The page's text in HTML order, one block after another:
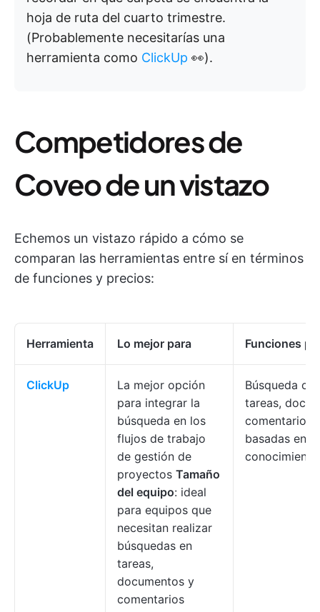
hoja de ruta del cuarto trimestre.
(Probablemente necesitarías una
herramienta como ClickUp 👀).
Competidores de
Coveo de un vistazo
Echemos un vistazo rápido a cómo se
comparan las herramientas entre sí en términos
de funciones y precios:
Herramienta Lo mejor para Funciones
ClickUp
La mejor opción
para integrar la
búsqueda en los
flujos de trabajo
de gestión de
proyectos Tamaño
del equipo: ideal
para equipos que
necesitan realizar
búsquedas en
tareas,
documentos y
comentarios
Búsqueda
tareas,
comentarios;
basadas en